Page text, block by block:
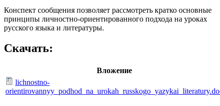
Конспект сообщения позволяет рассмотреть кратко основные
принципы личностно-ориентированного подхода на уроках
русского языка и литературы.
Скачать:
Вложение
lichnostno-